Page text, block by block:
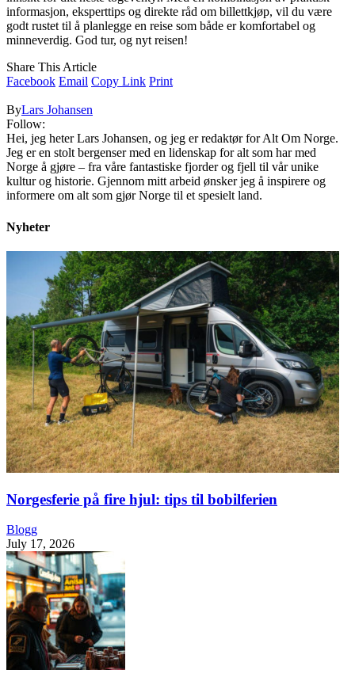
informasjon, eksperttips og direkte råd om billettkjøp, vil du være
godt rustet til å planlegge en reise som både er komfortabel og
minneverdig. God tur, og nyt reisen!
Share This Article
Facebook Email Copy Link Print
ByLars Johansen
Follow:
Hei, jeg heter Lars Johansen, og jeg er redaktør for Alt Om Norge.
Jeg er en stolt bergenser med en lidenskap for alt som har med
Norge å gjøre – fra våre fantastiske fjorder og fjell til vår unike
kultur og historie. Gjennom mitt arbeid ønsker jeg å inspirere og
informere om alt som gjør Norge til et spesielt land.
Nyheter
Norgesferie på fire hjul: tips til bobilferien
Blogg
July 17, 2026